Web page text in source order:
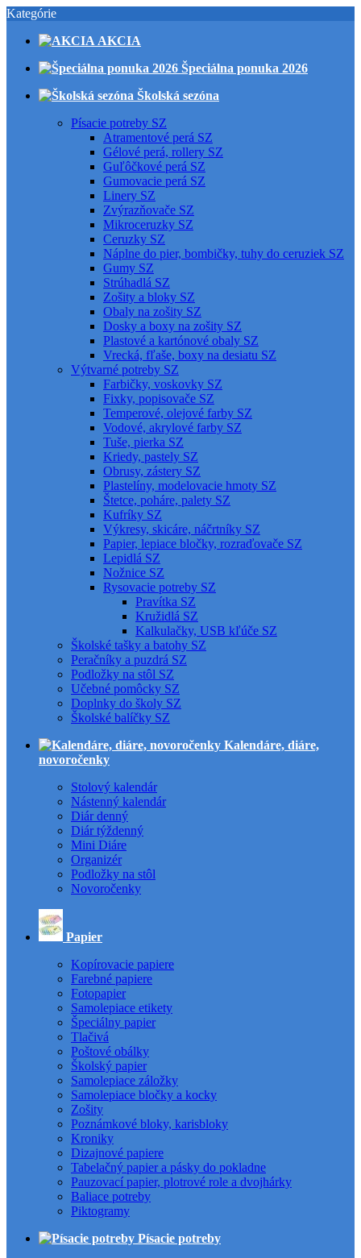
Kategórie
AKCIA
Špeciálna ponuka 2026
Školská sezóna
Písacie potreby SZ
Atramentové perá SZ
Gélové perá, rollery SZ
Guľôčkové perá SZ
Gumovacie perá SZ
Linery SZ
Zvýrazňovače SZ
Mikroceruzky SZ
Ceruzky SZ
Náplne do pier, bombičky, tuhy do ceruziek SZ
Gumy SZ
Strúhadlá SZ
Zošity a bloky SZ
Obaly na zošity SZ
Dosky a boxy na zošity SZ
Plastové a kartónové obaly SZ
Vrecká, fľaše, boxy na desiatu SZ
Výtvarné potreby SZ
Farbičky, voskovky SZ
Fixky, popisovače SZ
Temperové, olejové farby SZ
Vodové, akrylové farby SZ
Tuše, pierka SZ
Kriedy, pastely SZ
Obrusy, zástery SZ
Plastelíny, modelovacie hmoty SZ
Štetce, poháre, palety SZ
Kufríky SZ
Výkresy, skicáre, náčrtníky SZ
Papier, lepiace bločky, rozraďovače SZ
Lepidlá SZ
Nožnice SZ
Rysovacie potreby SZ
Pravítka SZ
Kružidlá SZ
Kalkulačky, USB kľúče SZ
Školské tašky a batohy SZ
Peračníky a puzdrá SZ
Podložky na stôl SZ
Učebné pomôcky SZ
Doplnky do školy SZ
Školské balíčky SZ
Kalendáre, diáre,
novoročenky
Stolový kalendár
Nástenný kalendár
Diár denný
Diár týždenný
Mini Diáre
Organizér
Podložky na stôl
Novoročenky
Papier
Kopírovacie papiere
Farebné papiere
Fotopapier
Samolepiace etikety
Špeciálny papier
Tlačivá
Poštové obálky
Školský papier
Samolepiace záložky
Samolepiace bločky a kocky
Zošity
Poznámkové bloky, karisbloky
Kroniky
Dizajnové papiere
Tabelačný papier a pásky do pokladne
Pauzovací papier, plotrové role a dvojhárky
Baliace potreby
Piktogramy
Písacie potreby